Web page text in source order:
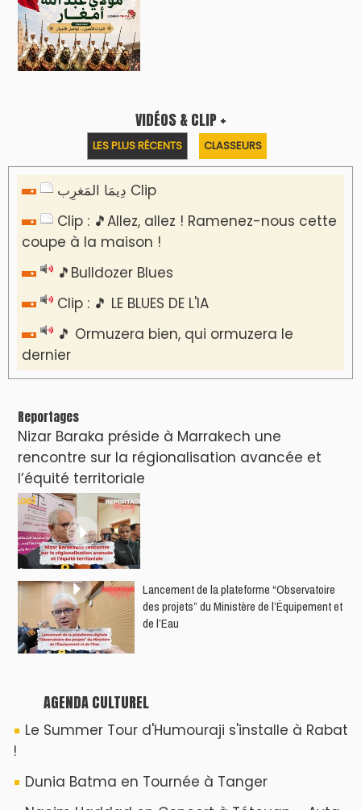
Reportages
Nizar Baraka préside à Marrakech une
l’équité territoriale
​Lancement de la plateforme “Observatoire
des projets” du Ministère de l’Équipement et
AGENDA CULTUREL
Le Summer Tour d'Humouraji s'installe à Rabat
Dunia Batma en Tournée à Tanger
Nacim Haddad en Concert à Tétouan – Ayta
World Tour 2026
Nacim Haddad débarque à Tanger : Le
Souffle du Nord s'éveille !
Nacim Haddad Ayta World Tour à Rabat (
4ème date )